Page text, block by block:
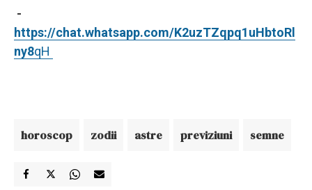
-
https://chat.whatsapp.com/K2uzTZqpq1uHbtoRl
ny8qH
horoscop zodii astre previziuni semne